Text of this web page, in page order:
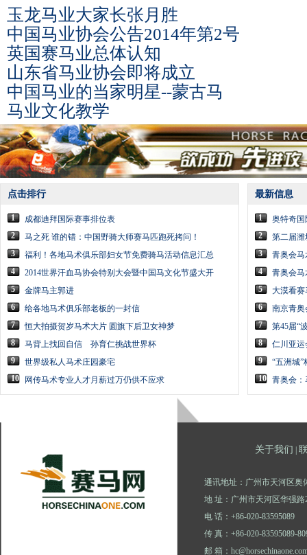
玉龙马业大家长张月胜
中国马业协会公告2014年第2号
英国赛马业总体认知
山东省马业协会即将成立
中国马业的当家明星--蒙古马
马业文化教学
点击排行
1
成都迪拜国际赛事排位表
2
马之死 谁的错：中国野骑大师赛马匹跑死拷问！
3
福利！各地马术俱乐部妇女节免费骑马活动信息汇总
4
2014世界汗血马协会特别大会暨中国马文化节盛大开
5
金牌马主郭进
6
给各地马术俱乐部老板的一封信
7
恒大拍摄贺岁马术大片 圆旗下后卫女神梦
8
马背上找回自信 孙育仁挑战世界杯
9
世界级私人马术庄园豪宅
10
网传马术专业人才月薪过万仍供不应求
最新信息
1
奥特奇国
2
第二届潍
3
青奥会马
4
青奥会马
5
大漠看赛
6
南京青奥
7
第45届“
8
仁川亚
9
“五洲城”
10 青奥会：
关于我们
通讯地址：广州市天河区奥
地 址：广州市天河区华强路
电 话：+86-020-83595089
传 真：+86-020-83595089-
邮 箱：